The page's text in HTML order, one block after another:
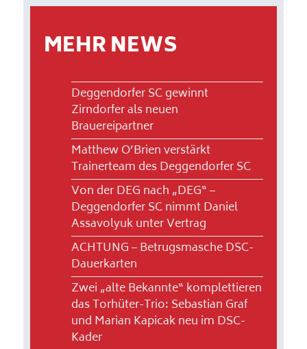
MEHR NEWS
Deggendorfer SC gewinnt
Zirndorfer als neuen
Brauereipartner
Matthew O’Brien verstärkt
Trainerteam des Deggendorfer SC
Von der DEG nach „DEG“ –
Deggendorfer SC nimmt Daniel
Assavolyuk unter Vertrag
ACHTUNG – Betrugsmasche DSC-
Dauerkarten
Zwei „alte Bekannte“ komplettieren
das Torhüter-Trio: Sebastian Graf
und Marian Kapicak neu im DSC-
Kader